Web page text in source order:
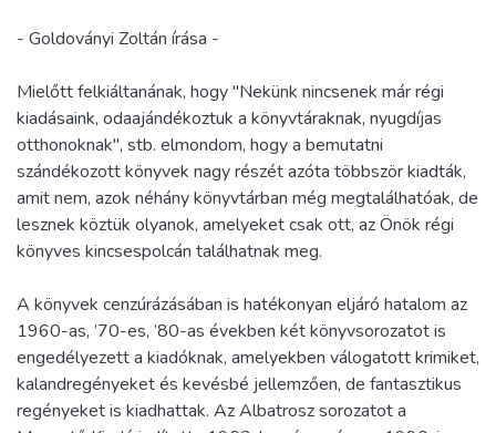
- Goldoványi Zoltán írása -
Mielőtt felkiáltanának, hogy "Nekünk nincsenek már régi
kiadásaink, odaajándékoztuk a könyvtáraknak, nyugdíjas
otthonoknak", stb. elmondom, hogy a bemutatni
szándékozott könyvek nagy részét azóta többször kiadták,
amit nem, azok néhány könyvtárban még megtalálhatóak, de
lesznek köztük olyanok, amelyeket csak ott, az Önök régi
könyves kincsespolcán találhatnak meg.
A könyvek cenzúrázásában is hatékonyan eljáró hatalom az
1960-as, ’70-es, ’80-as években két könyvsorozatot is
engedélyezett a kiadóknak, amelyekben válogatott krimiket,
kalandregényeket és kevésbé jellemzően, de fantasztikus
regényeket is kiadhattak. Az Albatrosz sorozatot a